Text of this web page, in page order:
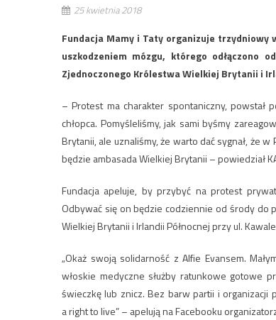
25 kwietnia 2018
Fundacja Mamy i Taty organizuje trzydniowy
uszkodzeniem mózgu, którego odłączono
Zjednoczonego Królestwa Wielkiej Brytanii i
– Protest ma charakter spontaniczny, powstał
chłopca. Pomyśleliśmy, jak sami byśmy
Brytanii, ale uznaliśmy, że warto dać sygnał, że
będzie ambasada Wielkiej Brytanii – powiedział
Fundacja apeluje, by przybyć na protest
Odbywać się on będzie codziennie od środy do
Wielkiej Brytanii i Irlandii Północnej przy ul.
„Okaż swoją solidarność z Alfie Evansem.
włoskie medyczne służby ratunkowe gotowe
świeczkę lub znicz. Bez barw partii i organizacji
a right to live” – apelują na Facebooku